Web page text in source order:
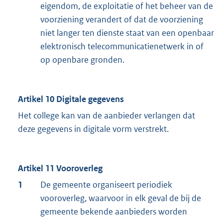
eigendom, de exploitatie of het beheer van de
voorziening verandert of dat de voorziening
niet langer ten dienste staat van een openbaar
elektronisch telecommunicatienetwerk in of
op openbare gronden.
Artikel 10 Digitale gegevens
Het college kan van de aanbieder verlangen dat
deze gegevens in digitale vorm verstrekt.
Artikel 11 Vooroverleg
1
De gemeente organiseert periodiek
vooroverleg, waarvoor in elk geval de bij de
gemeente bekende aanbieders worden